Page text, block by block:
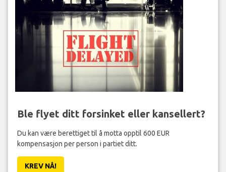
Ble flyet ditt forsinket eller kansellert?
Du kan være berettiget til å motta opptil 600 EUR
kompensasjon per person i partiet ditt.
KREV NÅ!